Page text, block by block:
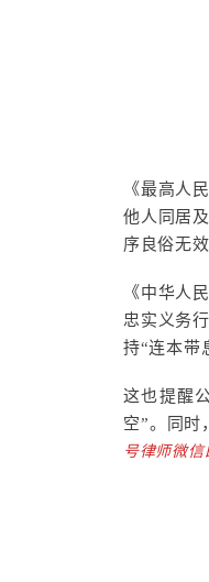
《最高人
他人同居
序良俗无
《中华人
忠实义务
持“连本带
这也提醒
空”。同时
号律师微信